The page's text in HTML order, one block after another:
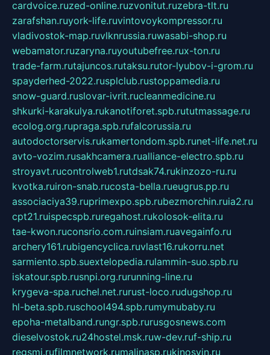
cardvoice.ruzed-online.ruzvonitut.ruzebra-tlt.ru
zarafshan.ruyork-life.ruvintovoykompressor.ru
vladivostok-map.ruvlknrussia.ruwasabi-shop.ru
webamator.ruzaryna.ruyoutubefree.rux-ton.ru
trade-farm.rutajuncos.rutaksu.rutor-lyubov-i-grom.ru
spayderhed-2022.rusplclub.rustoppamedia.ru
snow-guard.ruslovar-ivrit.rucleanmedicine.ru
shkurki-karakulya.rukanotiforet.spb.rututmassage.ru
ecolog.org.rupraga.spb.rufalcorussia.ru
autodoctorservis.rukamertondom.spb.runet-life.net.ru
avto-vozim.rusakhcamera.rualliance-electro.spb.ru
stroyavt.rucontrolweb1.rutdsak74.rukinzozo-ru.ru
kvotka.ruiron-snab.rucosta-bella.rueugrus.pp.ru
associaciya39.ruprimexpo.spb.rubezmorchin.ruia2.ru
cpt21.ruispecspb.ruregahost.rukolosok-elita.ru
tae-kwon.ruconsrio.com.ruinsiam.ruavegainfo.ru
archery161.rubigencyclica.ruvlast16.rukorru.net
sarmiento.spb.suextelopedia.rulammin-suo.spb.ru
iskatour.spb.rusnpi.org.rurunning-line.ru
krygeva-spa.ruchel.net.rurust-loco.rudugshop.ru
hl-beta.spb.ruschool494.spb.rumymubaby.ru
epoha-metalband.rungr.spb.rurusgosnews.com
dieselvostok.ru24hostel.msk.ruw-dev.ruf-ship.ru
regsmi.rufilmnetwork.rumalinasp.rukinosvin.ru